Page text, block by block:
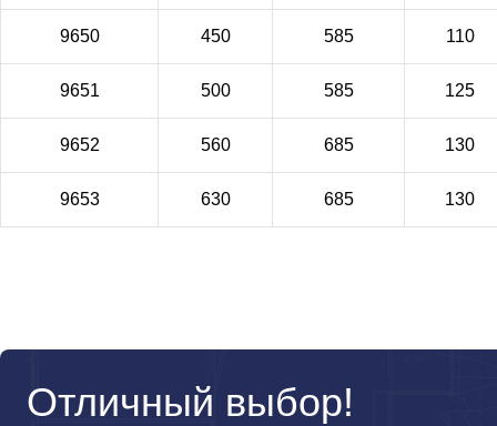
9650 450 585 110
9651 500 585 125
9652 560 685 130
9653 630 685 130
Отличный выбор!